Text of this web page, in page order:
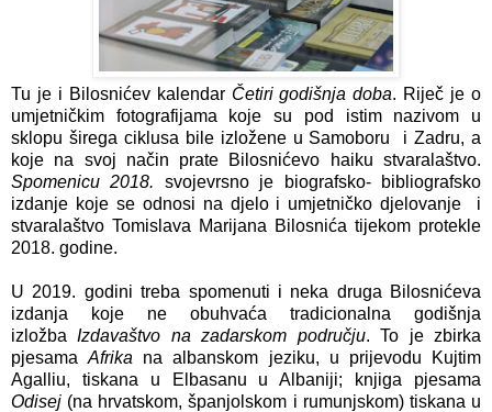
Tu je i Bilosnićev kalendar Četiri godišnja doba. Riječ je o
umjetničkim fotografijama koje su pod istim nazivom u
sklopu širega ciklusa bile izložene u Samoboru i Zadru, a
koje na svoj način prate Bilosnićevo haiku stvaralaštvo.
Spomenicu 2018. svojevrsno je biografsko- bibliografsko
izdanje koje se odnosi na djelo i umjetničko djelovanje i
stvaralaštvo Tomislava Marijana Bilosnića tijekom protekle
2018. godine.
U 2019. godini treba spomenuti i neka druga Bilosnićeva
izdanja koje ne obuhvaća tradicionalna godišnja
izložbaIzdavaštvo na zadarskom području. To je zbirka
pjesamaAfrika na albanskom jeziku, u prijevodu Kujtim
Agalliu, tiskana u Elbasanu u Albaniji; knjiga pjesama
Odisej (na hrvatskom, španjolskom i rumunjskom) tiskana u